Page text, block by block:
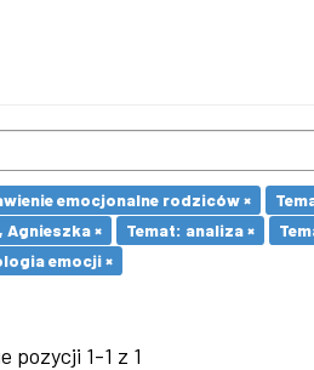
emocjonalne rodziców ×
×
Temat: analiza ×
emocji ×
pozycji 1-1 z 1